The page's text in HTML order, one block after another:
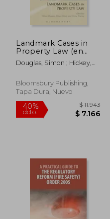
Landmark Cases in
Property Law (en
Inglés)
Douglas, Simon ; Hickey,
Bloomsbury Publishing,
Tapa Dura, Nuevo